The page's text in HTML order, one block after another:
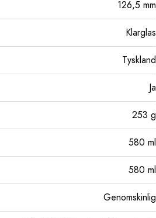
126,5 mm
Klarglas
Tyskland
Ja
253 g
580 ml
580 ml
Genomskinlig